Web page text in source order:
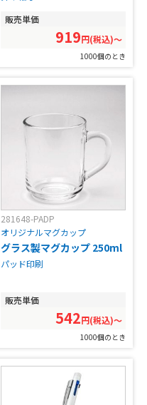
販売単価
919円(税込)〜
1000個のとき
281648-PADP
オリジナルマグカップ
グラス製マグカップ 250ml
パッド印刷
販売単価
542円(税込)〜
1000個のとき